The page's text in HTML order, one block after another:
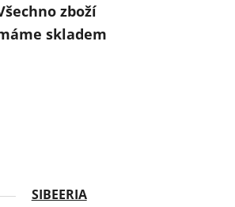
zboží
skladem
SIBEERIA